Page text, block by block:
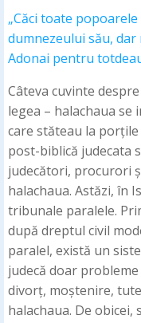
„Căci toate
dumnezeului său,
Adonai pentru
Câteva cuvinte
legea – halachaua se
care stăteau la
post-biblică judecata
judecători, procurori
halachaua. Astăzi, în
tribunale paralele.
după dreptul civil
paralel, există un
judecă doar
divorț, moștenire,
halachaua. De